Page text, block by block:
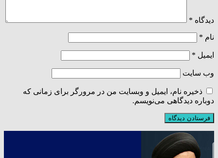
دیدگاه *
نام *
ایمیل *
وب‌ سایت
ذخیره نام، ایمیل و وبسایت من در مرورگر برای زمانی که
دوباره دیدگاهی می‌نویسم.